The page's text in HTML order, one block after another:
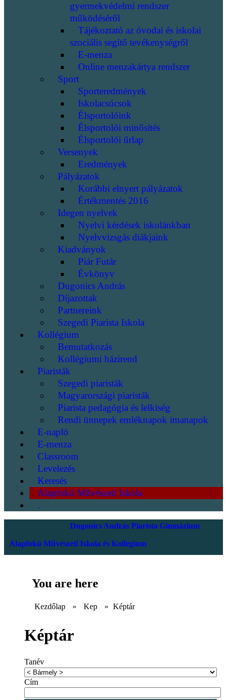
gyermekvédelmi rendszer
működéséről
Tájékoztató az óvodai és iskolai
szociális segítő tevékenységről
E-menza
Online menzakártya rendszer
Sport
Sporteredmények
Iskolacsúcsok
Élsportolóink
Élsportolói minősítés
Élsportolói űrlap
Versenyek
Eredmények
Pályázatok
Korábbi elnyert pályázatok
Értékmentés 2016
Idegen nyelvek
Nyelvi kérdések iskolánkban
Nyelvvizsgás diákjaink
Kiadványok
Piár Futár
Évkönyv
Dugonics András
Díjazottak
Partnereink
Szegedi Piarista Iskola
Kollégium
Bemutatkozás
Kollégiumi házirend
Piaristák
Szegedi piaristák
Magyarországi piaristák
Piarista pedagógia és lelkiség
Rendi ünnepek emléknapok imanapok
E-napló
E-menza
Classroom
Levelezés
Keresés
Alapfokú Művészeti Iskola
.
Dugonics András Piarista Gimnázium
Alapfokú Művészeti Iskola és Kollégium
You are here
Kezdőlap » Kep » Képtár
Képtár
Tanév
Cím